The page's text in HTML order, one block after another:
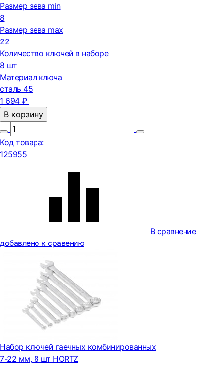
Размер зева min
8
Размер зева max
22
Количество ключей в наборе
8 шт
Материал ключа
сталь 45
1 694 ₽
В корзину
Код товара:
125955
В сравнение
добавлено к сравению
Набор ключей гаечных комбинированных
7-22 мм, 8 шт HORTZ